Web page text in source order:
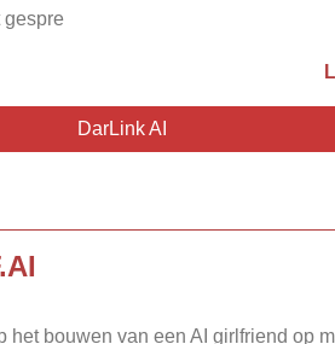
gespre
DarLink AI
het bouwen van een AI girlfriend op